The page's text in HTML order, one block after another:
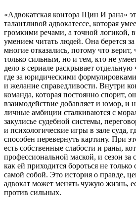
«Адвокатская контора Щин И рана»
талантливой адвокатессе, которая
громкими речами, а точной логикой,
умением читать людей. Она берется
многие отказались, потому что верит,
только сильным, но и тем, кто не
дело в сериале раскрывает
где за юридическими
и желание справедливости. Внутри
команда, которая постоянно спорит,
взаимодействие добавляет и юмор, и
личные амбиции сталкиваются с
закулисье судебной системы,
и психологические игры в зале суда,
способен перевернуть картину. При
есть собственные слабости и раны,
профессиональной маской, и сезон за
как ей приходится бороться не
самой собой. Это история о правде,
адвокат может менять чужую жизнь,
против сильных.